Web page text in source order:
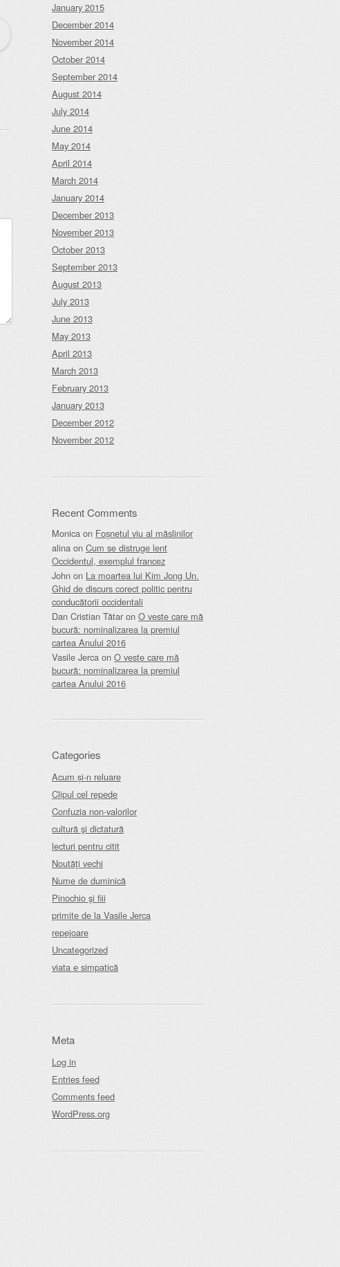
January 2015
December 2014
November 2014
October 2014
September 2014
August 2014
July 2014
June 2014
May 2014
April 2014
March 2014
January 2014
December 2013
November 2013
October 2013
September 2013
August 2013
July 2013
June 2013
May 2013
April 2013
March 2013
February 2013
January 2013
December 2012
November 2012
Recent Comments
Monica on Foșnetul viu al măslinilor
alina on Cum se distruge lent
Occidentul, exemplul francez
John on La moartea lui Kim Jong Un.
Ghid de discurs corect politic pentru
conducătorii occidentali
Dan Cristian Tătar on O veste care mă
bucură: nominalizarea la premiul
cartea Anului 2016
Vasile Jerca on O veste care mă
bucură: nominalizarea la premiul
cartea Anului 2016
Categories
Acum și-n reluare
Clipul cel repede
Confuzia non-valorilor
cultură şi dictatură
lecturi pentru citit
Noutăţi vechi
Nume de duminică
Pinochio şi fiii
primite de la Vasile Jerca
repejoare
Uncategorized
viata e simpatică
Meta
Log in
Entries feed
Comments feed
WordPress.org